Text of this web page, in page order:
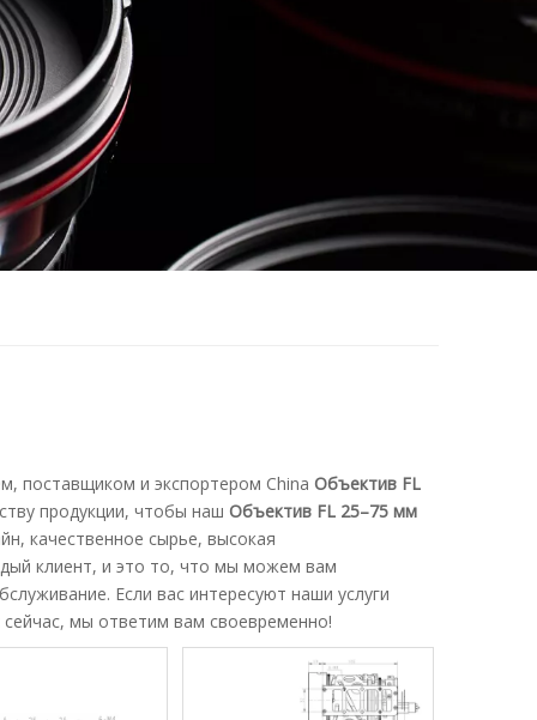
поставщиком и экспортером China Объектив FL
продукции, чтобы наш Объектив FL 25–75 мм
качественное сырье, высокая
клиент, и это то, что мы можем вам
Если вас интересуют наши услуги
мы ответим вам своевременно!